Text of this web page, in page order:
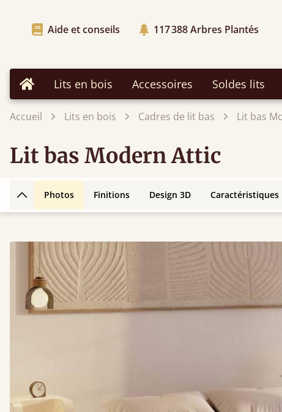
Aide et conseils 117 388Arbres Plantés
Accueil Lits en bois Accessoires Soldes lits
Accueil Lits en bois Cadres de lit bas Lit bas
Lit bas Modern Attic
Retour en haut de la page
Photos Finitions Design 3D Caractéristiques